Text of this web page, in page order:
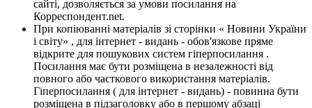
сайті, дозволяється за умови посилання на
Корреспондент.net.
При копіюванні матеріалів зі сторінки « Новини України
і світу» , для інтернет - видань - обов'язкове пряме
відкрите для пошукових систем гіперпосилання .
Посилання має бути розміщена в незалежності від
повного або часткового використання матеріалів.
Гіперпосилання ( для інтернет - видань) - повинна бути
розміщена в підзаголовку або в першому абзаці